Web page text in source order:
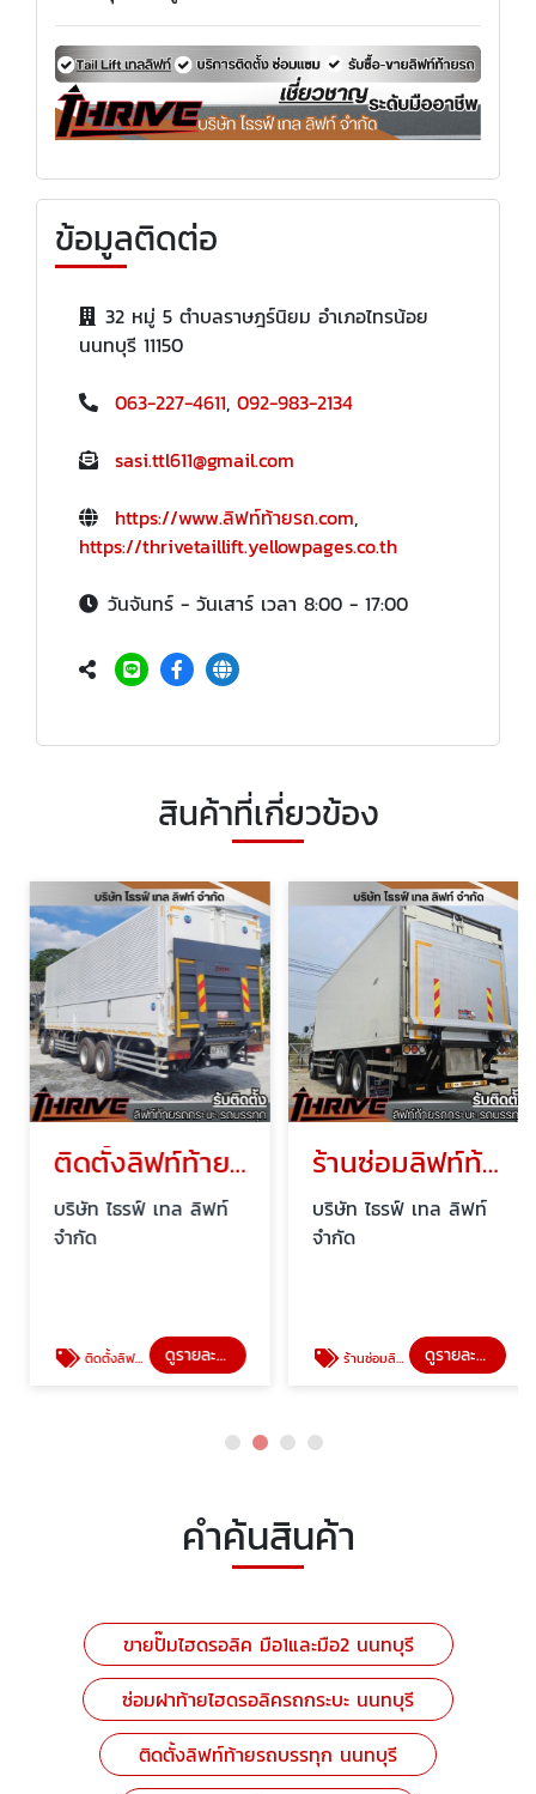
ข้อมูลติดต่อ
32 หมู่ 5 ตำบลราษฎร์นิยม อำเภอไทรน้อย
นนทบุรี 11150
063-227-4611, 092-983-2134
sasi.ttl611@gmail.com
https://www.ลิฟท์ท้ายรถ.com,
https://thrivetaillift.yellowpages.co.th
วันจันทร์ - วันเสาร์ เวลา 8:00 - 17:00
สินค้าที่เกี่ยวข้อง
ติดตั้งลิฟท์ท้ายรถบรรทุก นนทบุรี
บริษัท ไธรฟ์ เทล ลิฟท์
จำกัด
ติดตั้งลิฟท์ท้ายรถบรรทุก นนทบุรี ดูรายละเอียด
ร้านซ่อมลิฟท์ท้ายรถ นนทบุรี
บริษัท ไธรฟ์ เทล ลิฟท์
จำกัด
ร้านซ่อมลิฟท์ท้ายรถ นนทบุรี ดูรายละเอียด
คำค้นสินค้า
ขายปั๊มไฮดรอลิค มือ1และมือ2 นนทบุรี
ซ่อมฝาท้ายไฮดรอลิครถกระบะ นนทบุรี
ติดตั้งลิฟท์ท้ายรถบรรทุก นนทบุรี